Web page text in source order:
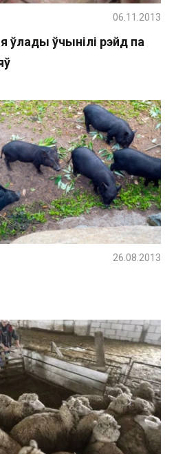
ўлады ўчынілі рэйд па
06.11.2013
26.08.2013